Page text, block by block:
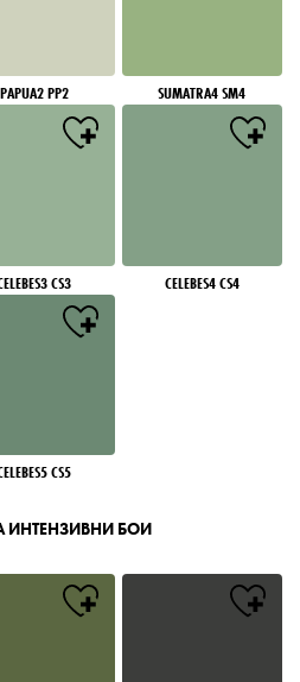
PAPUA2 PP2 SUMATRA4 SM4
CS3 CELEBES4 CS4
CS5
ИНТЕНЗИВНИ БОИ